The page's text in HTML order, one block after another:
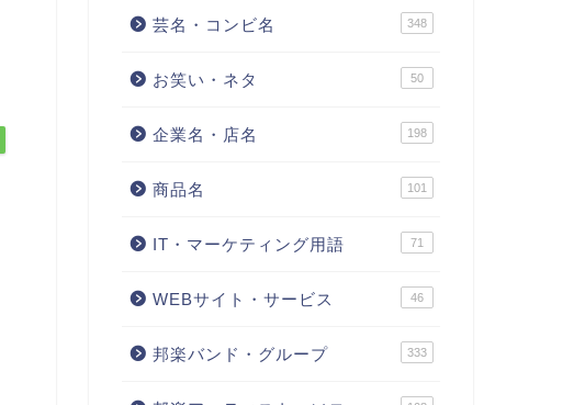
芸名・コンビ名 348
お笑い・ネタ 50
企業名・店名 198
商品名 101
IT・マーケティング用語 71
WEBサイト・サービス 46
邦楽バンド・グループ 333